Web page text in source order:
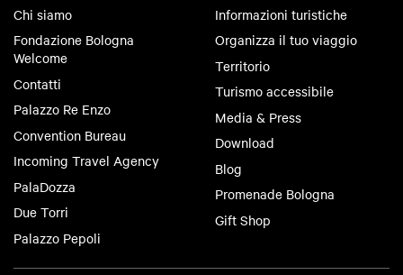
Chi siamo
Fondazione Bologna
Welcome
Contatti
Palazzo Re Enzo
Convention Bureau
Incoming Travel Agency
PalaDozza
Due Torri
Palazzo Pepoli
Informazioni turistiche
Organizza il tuo viaggio
Territorio
Turismo accessibile
Media & Press
Download
Blog
Promenade Bologna
Gift Shop